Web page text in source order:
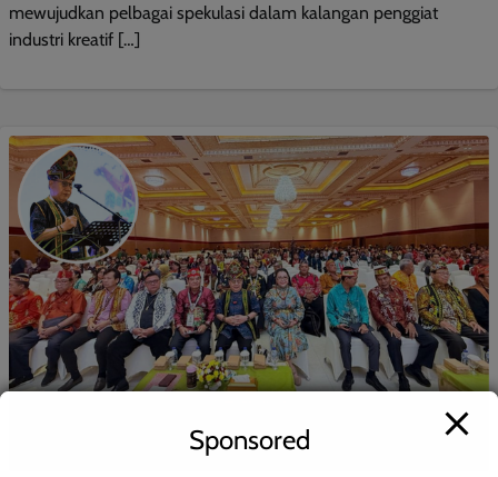
mewujudkan pelbagai spekulasi dalam kalangan penggiat
industri kreatif […]
Sponsored